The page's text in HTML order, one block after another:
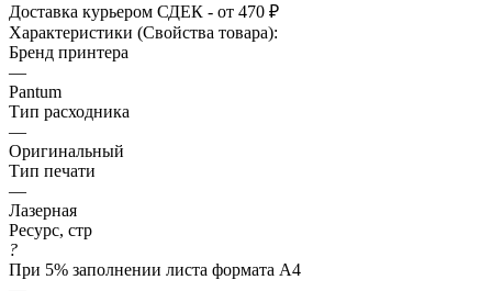
Доставка курьером СДЕК - от 470 ₽
Характеристики (Свойства товара):
Бренд принтера
—
Pantum
Тип расходника
—
Оригинальный
Тип печати
—
Лазерная
Ресурс, стр
?
При 5% заполнении листа формата А4